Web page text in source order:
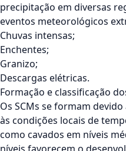
precipitação em diversas
eventos meteorológicos
Chuvas intensas;
Enchentes;
Granizo;
Descargas elétricas.
Formação e classificação
Os SCMs se formam
às condições locais de
como cavados em níveis